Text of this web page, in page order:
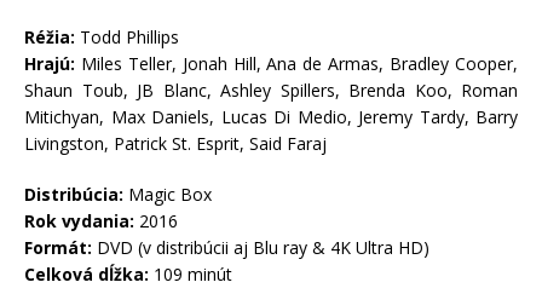
Réžia: Todd Phillips
Hrajú: Miles Teller, Jonah Hill, Ana de Armas, Bradley Cooper,
Shaun Toub, JB Blanc, Ashley Spillers, Brenda Koo, Roman
Mitichyan, Max Daniels, Lucas Di Medio, Jeremy Tardy, Barry
Livingston, Patrick St. Esprit, Said Faraj
Distribúcia: Magic Box
Rok vydania: 2016
Formát: DVD (v distribúcii aj Blu ray & 4K Ultra HD)
Celková dĺžka: 109 minút